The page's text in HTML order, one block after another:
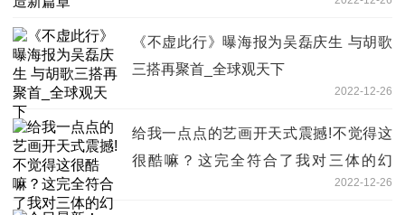
《不虚此行》曝海报为吴磊庆生 与胡歌
三搭再聚首_全球观天下
2022-12-26
给我一点点的艺画开天式震撼!不觉得这
很酷嘛？这完全符合了我对三体的幻
2022-12-26